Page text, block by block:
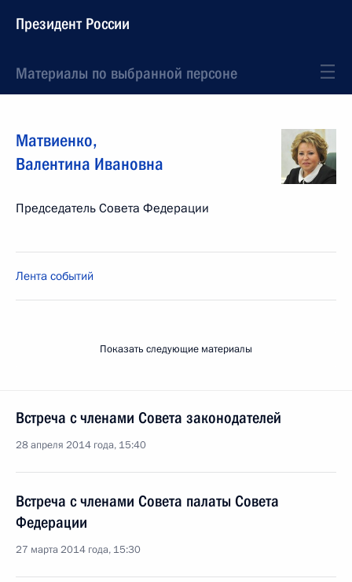
Президент России
Материалы по выбранной персоне
Матвиенко,
Валентина Ивановна
Председатель Совета Федерации
Лента событий
Показать следующие материалы
Встреча с членами Совета законодателей
28 апреля 2014 года, 15:40
Встреча с членами Совета палаты Совета
Федерации
27 марта 2014 года, 15:30